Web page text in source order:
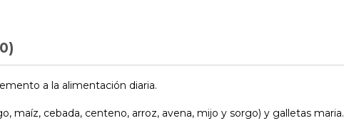
a la alimentación diaria.
maíz, cebada, centeno, arroz, avena, mijo y sorgo) y galletas maria.